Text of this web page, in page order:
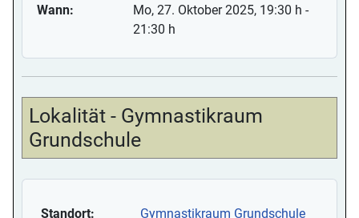
Wann:
Mo, 27. Oktober 2025, 19:30 h -
21:30 h
Lokalität - Gymnastikraum
Grundschule
Standort:
Gymnastikraum Grundschule